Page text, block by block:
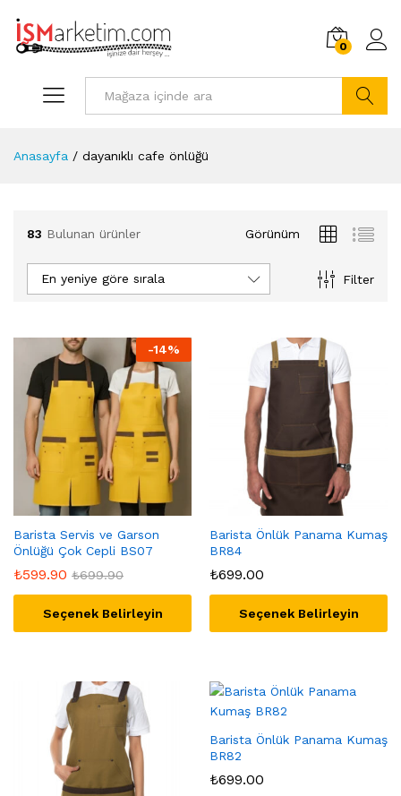
0
Anasayfa / dayanıklı cafe önlüğü
83 Bulunan ürünler Görünüm
Filter
En yeniye göre sırala
-14%
Barista Servis ve Garson
Önlüğü Çok Cepli BS07
₺599.90 ₺699.90
Seçenek Belirleyin
Barista Önlük Panama Kumaş
BR84
₺699.00
Seçenek Belirleyin
Barista Önlük Panama Kumaş
BR82
₺699.00